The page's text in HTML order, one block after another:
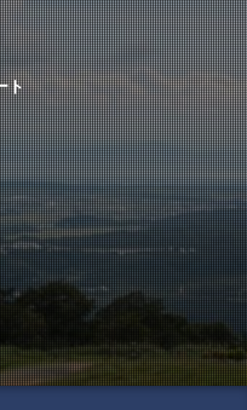
ド
はなもり
グレートディール
ショッピングランド
Dancing
詐欺情報
粗悪品
価格が安い
YOUR
AI
ト